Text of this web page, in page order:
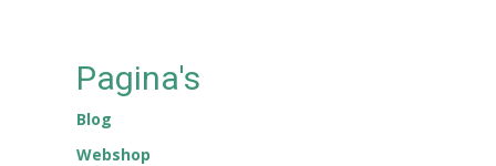
Pagina's
Blog
Webshop